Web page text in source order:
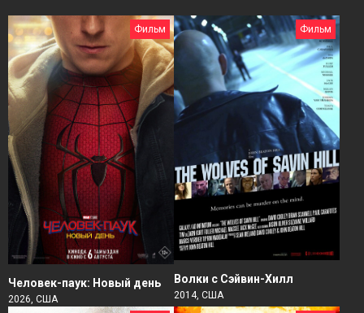
Фильм
Человек-паук: Новый день
2026, США
Фильм
Волки с Сэйвин-Хилл
2014, США